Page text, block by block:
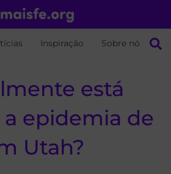
Inspiração Sobre nós
está
epidemia de
Utah?